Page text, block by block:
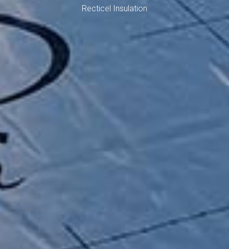
Recticel Insulation